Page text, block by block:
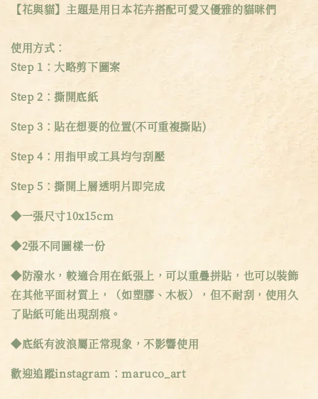
【花與貓】主題是用日本花卉搭配可愛又優雅的貓咪們
使用方式：
Step 1：大略剪下圖案
Step 2：撕開底紙
Step 3：貼在想要的位置(不可重複撕貼)
Step 4：用指甲或工具均勻刮壓
Step 5：撕開上層透明片即完成
◆一張尺寸10x15cm
◆2張不同圖樣一份
◆防潑水，較適合用在紙張上，可以重疊拼貼，也可以裝飾
在其他平面材質上，（如塑膠、木板），但不耐刮，使用久
了貼紙可能出現刮痕。
◆底紙有波浪屬正常現象，不影響使用
歡迎追蹤instagram：maruco_art